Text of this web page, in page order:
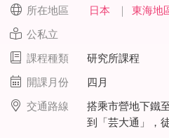
所在地區 日本 ｜ 東海地
公私立
課程種類
研究所課程
開課月份
四月
交通路線
搭乘市營地下鐵
到「芸大通」，